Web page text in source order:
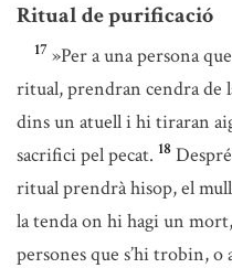
Ritual de purificació
17 »Per a una persona
ritual, prendran cendra de
dins un atuell i hi tiraran
sacrifici pel pecat. 18
ritual prendrà hisop, el
la tenda on hi hagi un
persones que s’hi trobin, o